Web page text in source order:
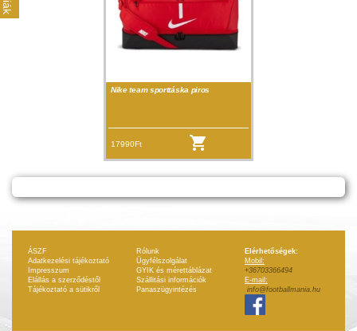
Nike team sporttáska piros
17990Ft
ÁSZF
Adatkezelési tájékoztató
Impresszum
Elállás a szerződéstől
Tájékoztató a sütikről
Rólunk
Ügyfélszolgálat
GYIK és mérettáblázat
Szállitási információk
Panaszügyintézés
Elérhetőségek:
Mobil:
+36703366494
E-mail:
info@footballmania.hu